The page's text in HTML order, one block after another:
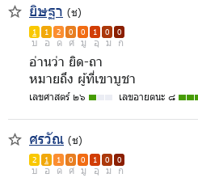
ยิษฐา (ช)
1 1 2 0 0 1 0 0
บ อ ด ศ มู อุ ม ก
อ่านว่า ยิด-ถา
หมายถึง ผู้ที่เขาบูชา
เลขศาสตร์ ๒๖ เลขอายตนะ ๘
ศรวัณ (ช)
2 1 1 0 0 1 0 0
บ อ ด ศ มู อุ ม ก